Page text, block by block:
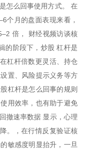
怎么回事使用方式。 在
个月的盘面表现来看，
倍， 财经视频访谈核
的阶段下，炒股 杠杆是
杠杆倍数更灵活、持仓
置、风险提示义务等方
杠杆是怎么回事的规则
用效率，也有助于避免
撤速率数据 显示，心理
。，在行情反复验证核
敏感度明显抬升，一旦